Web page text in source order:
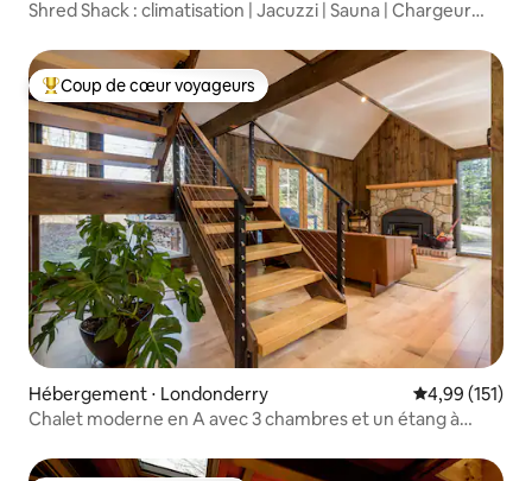
Shred Shack : climatisation | Jacuzzi | Sauna | Chargeur
Coups de cœur voyageurs les plus appréciés
Coup de cœur voyageurs
Hébergement ⋅ Londonderry Évaluation
4,99 (151)
Chalet moderne en A avec 3 chambres et un étang à